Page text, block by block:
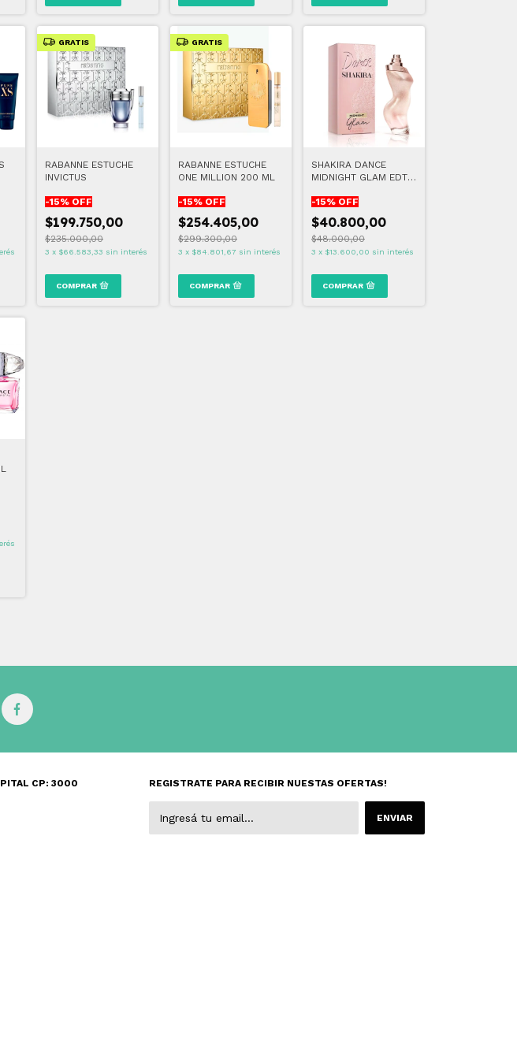
GRATIS
RABANNE ESTUCHE
INVICTUS
-15% OFF
$199.750,00
$235.000,00
3 x $66.583,33 sin interés
GRATIS
RABANNE ESTUCHE
ONE MILLION 200 ML
-15% OFF
$254.405,00
$299.300,00
3 x $84.801,67 sin interés
SHAKIRA DANCE
MIDNIGHT GLAM EDT
-15% OFF
$40.800,00
$48.000,00
3 x $13.600,00 sin interés
CP: 3000 REGISTRATE PARA RECIBIR NUESTAS OFERTAS!